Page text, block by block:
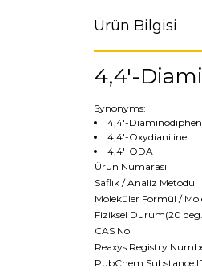
Ürün Bilgisi
4,4'-
Synonyms:
4,4'-
4,4'-Oxydianiline
4,4'-ODA
Ürün Numarası
Saflık / Analiz Metodu
Moleküler Formül /
Fiziksel Durum(20
CAS No
Reaxys Registry
PubChem Substance